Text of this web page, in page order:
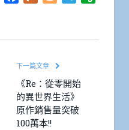
下一篇文章
《Re：從零開始
的異世界生活》
原作銷售量突破
100萬本!!